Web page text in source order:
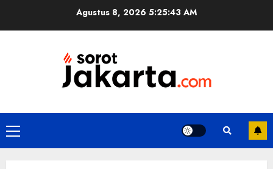
Agustus 8, 2026 5:25:43 AM
Primary
Menu